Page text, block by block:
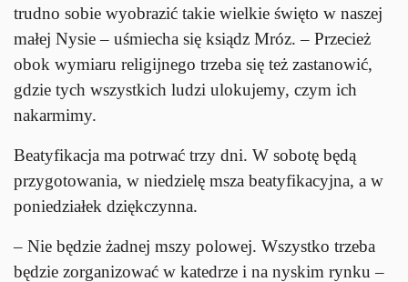
trudno sobie wyobrazić takie wielkie święto w naszej
małej Nysie – uśmiecha się ksiądz Mróz. – Przecież
obok wymiaru religijnego trzeba się też zastanowić,
gdzie tych wszystkich ludzi ulokujemy, czym ich
nakarmimy.
Beatyfikacja ma potrwać trzy dni. W sobotę będą
przygotowania, w niedzielę msza beatyfikacyjna, a w
poniedziałek dziękczynna.
– Nie będzie żadnej mszy polowej. Wszystko trzeba
będzie zorganizować w katedrze i na nyskim rynku –